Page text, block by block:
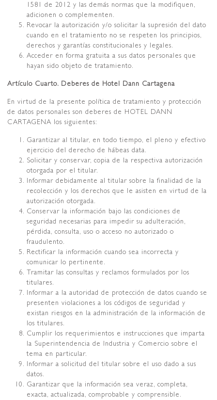
1581 de 2012 y las demás normas que la modifiquen,
adicionen o complementen.
Revocar la autorización y/o solicitar la supresión del dato
cuando en el tratamiento no se respeten los principios,
derechos y garantías constitucionales y legales.
Acceder en forma gratuita a sus datos personales que
hayan sido objeto de tratamiento.
Artículo Cuarto. Deberes de Hotel Dann Cartagena
En virtud de la presente política de tratamiento y protección
de datos personales son deberes de HOTEL DANN
CARTAGENA los siguientes:
Garantizar al titular, en todo tiempo, el pleno y efectivo
ejercicio del derecho de hábeas data.
Solicitar y conservar, copia de la respectiva autorización
otorgada por el titular.
Informar debidamente al titular sobre la finalidad de la
recolección y los derechos que le asisten en virtud de la
autorización otorgada.
Conservar la información bajo las condiciones de
seguridad necesarias para impedir su adulteración,
pérdida, consulta, uso o acceso no autorizado o
fraudulento.
Rectificar la información cuando sea incorrecta y
comunicar lo pertinente.
Tramitar las consultas y reclamos formulados por los
titulares.
Informar a la autoridad de protección de datos cuando se
presenten violaciones a los códigos de seguridad y
existan riesgos en la administración de la información de
los titulares.
Cumplir los requerimientos e instrucciones que imparta
la Superintendencia de Industria y Comercio sobre el
tema en particular.
Informar a solicitud del titular sobre el uso dado a sus
datos.
Garantizar que la información sea veraz, completa,
exacta, actualizada, comprobable y comprensible.